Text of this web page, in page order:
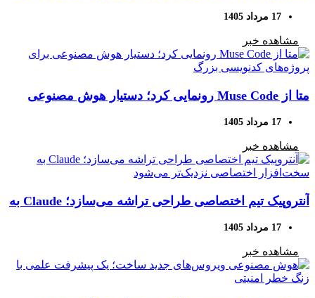
مصنوعی ساخته شده است
17 مرداد 1405
مشاهده خبر
متا از Muse Code رونمایی کرد؛ دستیار هوش مصنوعی
برای پروژه‌های کدنویسی بزرگ
17 مرداد 1405
مشاهده خبر
آنتروپیک تیم اختصاصی طراحی تراشه می‌سازد؛ Claude به
سخت‌افزار اختصاصی نزدیک‌تر می‌شود
17 مرداد 1405
مشاهده خبر